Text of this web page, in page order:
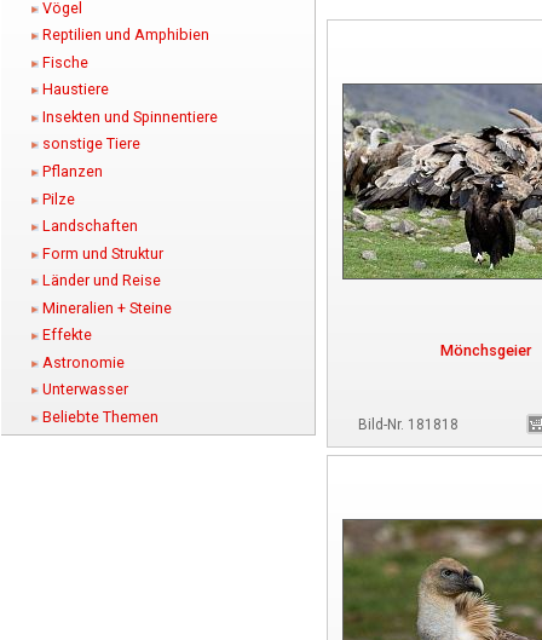
Vögel
Reptilien und Amphibien
Fische
Haustiere
Insekten und Spinnentiere
sonstige Tiere
Pflanzen
Pilze
Landschaften
Form und Struktur
Länder und Reise
Mineralien + Steine
Effekte
Astronomie
Unterwasser
Beliebte Themen
Mönchsgeier
Bild-Nr. 181818